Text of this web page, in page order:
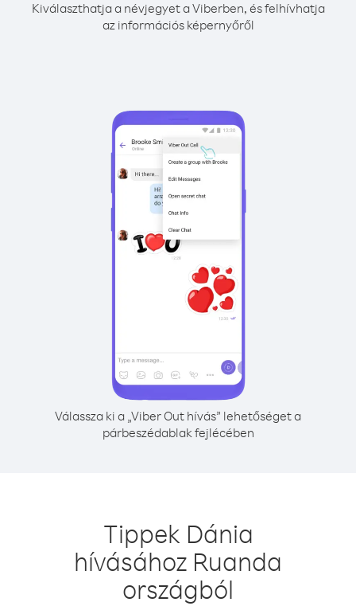
Kiválaszthatja a névjegyet a Viberben, és felhívhatja
az információs képernyőről
Válassza ki a „Viber Out hívás” lehetőséget a
párbeszédablak fejlécében
Tippek Dánia
hívásához Ruanda
országból